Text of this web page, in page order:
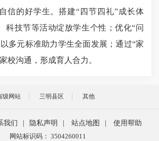
信的好学生。搭建“四节四礼”成长体
科技节等活动绽放学生个性；优化“问
多元标准助力学生全面发展；通过“家
校沟通，形成育人合力。
级网站 三明县区 其他
我们 隐私声明 站点地图
使用帮助
网站标识码： 3504260011